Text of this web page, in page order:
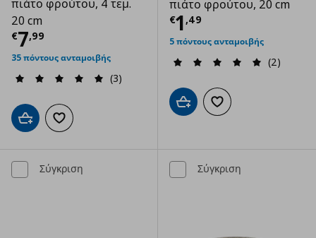
πιάτο φρούτου, 4 τεμ.
20 cm
€7,99
Τρέχουσα τιμή € 7,99
35 πόντους ανταμοιβής
(3)
Προσθήκη στο καλάθι
Προσθήκη στα αγαπημένα
πιάτο φρούτου, 20 cm
€1 ,49
Τρέχουσα
5 πόντους ανταμοιβής
(2)
Προσθήκη στο καλάθι
Προσθήκη στα
Σύγκριση Σύγκριση